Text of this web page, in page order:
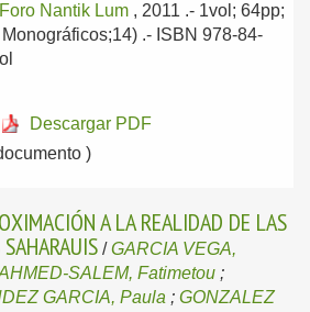
Foro Nantik Lum , 2011 .- 1vol; 64pp;
.- ISBN 978-84-
Descargar PDF
)
A LA REALIDAD DE LAS
SAHARAUIS /GARCIA VEGA,
SALEM, Fatimetou ;
GARCIA, Paula ; GONZALEZ